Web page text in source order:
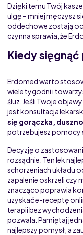
Dzięki temu Twój
ulgę – mniej męczysz
oddechowe zostają
czynna sprawia, że
Kiedy sięgnąć
Erdomed warto
wiele tygodni i
śluz. Jeśli Twoje
jest konsultacja
się gorączka,
potrzebujesz pomocy
Decyzję o
rozsądnie. Ten lek
schorzeniach układu
zapalenie oskrzeli czy
znacząco poprawia
uzyskać e-receptę
terapii bez
pozwala. Pamiętaj
najlepszy pomysł, a